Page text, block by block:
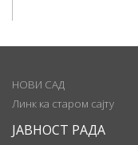
НОВИ САД
Линк ка старом сајту
ЈАВНОСТ РАДА